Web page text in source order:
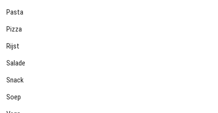
Pasta
Pizza
Rijst
Salade
Snack
Soep